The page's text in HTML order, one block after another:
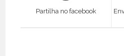
Partilha no facebook